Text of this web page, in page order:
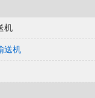
机
送机